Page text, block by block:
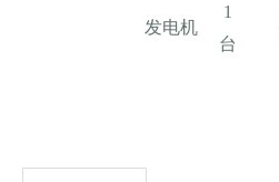
发电机
1
台